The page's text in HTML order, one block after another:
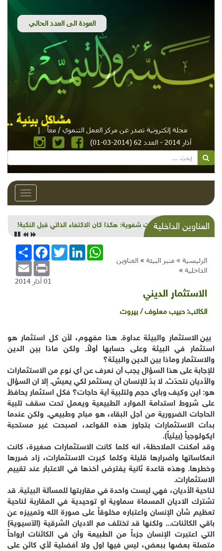
مجلة إلكترونية تصدر عن مركز العمل التنموي / معاً
|
آذار 2014 - العدد 62 (2014-03-01)
Toggle
العناوين الداخليةروايات شفوية: هكذا كان الاكتفاء الذاتي قبل النكبة!
الرئيسية » منبر البيئة » العناوين
الداخلية »
انشر
FacebookTwitterLinkedInWhatsApp
Email Print
01 آذار 2014
الاستثمار الديني
الكاتب: حبيب معلوف / بيروت
بين الاستثمار والبيئة عداوة. هذا مفهوم، لأن كل استثمار هو
استثمار في البيئة وعلى حسابها أولاً. ولكن ماذا بين الدين
والاستثمار وماذا بين الدين والبيئة؟
للإجابة على هذا السؤال يجب أن نعرف عن أي نوع من الاستثمارات
والأديان نتحدّث. لا بدّ للإنسان أن يستثمر لكي يعيش. إلا ان السؤال
هو: اين وكيف وبأي حجم ولتلبية أية حاجات؟ فكل استثمار يحافظ
على شروط استدامة الموارد الطبيعية ويعمل تحت سقف تلبية
الحاجات الضرورية من أجل البقاء، هو مباح وطبيعي. ولكن عندما
بدأت الاستثمارات بتجاوز هذه القواعد، اصبحت غير مستحبة
ايكولوجياً (بيئياً).
وقد أمكنت الملاحظة، انه كلما كانت الاستثمارات صغيرة، كانت
انعكاساتها وأضرارها قليلة وكلما كبرت الاستثمارات، زاد ضررها
وخطرها. وهذه قاعدة ثانية يفترض أخذها في الاعتبار عند تقييم
الاستثمارات.
لناحية الأديان، فهي ليست واحدة في مقاربتها للمسألة البيئية. قد
تشترك الاديان المسماة سماوية او توحيدية في المقاربة لناحية
تعظيم شأن الإنسان واعتباره مخلوقاً على صورة الله وتمييزه عن
باقي الكائنات... ولكنها قد تختلف مع الاديان الشرقية (الآسيوية)
التي اعتبرت الإنسان جزءاً من الطبيعة وأن في الكائنات ارواحاً
متصلة بعضها ببعض، ليس فيها اول ولا أفضلية لأي كائن على